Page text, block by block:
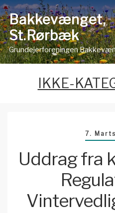
Skip
to
content
Bakkevænget,
St.Rørbæk
Grundejerforeningen
IKKE-
7.
Uddrag fra